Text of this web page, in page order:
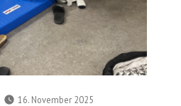
16. November 2025